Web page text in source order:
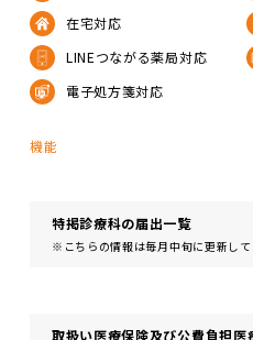
在宅対応
LINEつながる薬局対応
電子処方箋対応
機能
特掲診療科の届出⼀覧
※こちらの情報は毎月中旬に更新して
取扱い医療保険及び公費負担医